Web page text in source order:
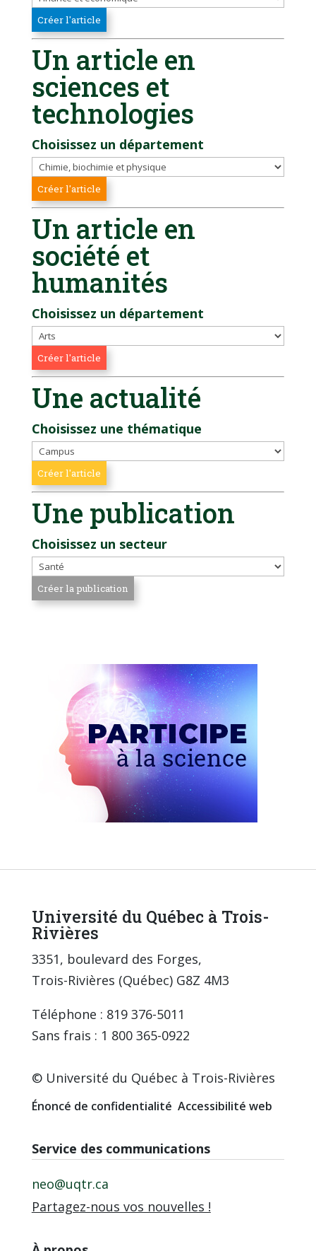
Un article en
sciences et
technologies
Choisissez un département
Un article en
société et
humanités
Choisissez un département
Une actualité
Choisissez une thématique
Une publication
Choisissez un secteur
Université du Québec à Trois-
Rivières
3351, boulevard des Forges,
Trois-Rivières (Québec) G8Z 4M3
Téléphone : 819 376-5011
Sans frais : 1 800 365-0922
© Université du Québec à Trois-Rivières
Énoncé de confidentialité Accessibilité web
Service des communications
neo@uqtr.ca
Partagez-nous vos nouvelles !